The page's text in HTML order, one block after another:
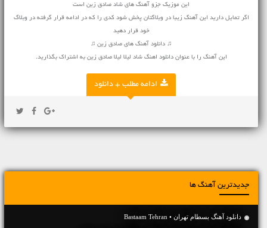
این موزیک جزو آهنگ های شاد صادق زین است
اگر تمایل دارید این آهنگ زیبا در وبلاگتان پخش شود کدی را که در ادامه قرار گرفته در وبلاگ
خود قرار دهید
♫ دانلود آهنگ های صادق زین ♫
این آهنگ را با عنوان دانلود اهنگ شاد لیلا لیلا صادق زین به اشتراک بگذارید.
ادامه مطلب + دانلود
جدیدترین آهنگ ها
دانلود آهنگ بسطام تهران • Bastaam Tehran